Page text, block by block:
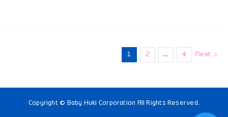
1 2 … 4 Next
Copyright © Baby Huki Corporation All Rights Reserved.